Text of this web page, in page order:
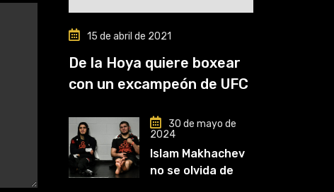
15 de abril de 2021
De la Hoya quiere boxear
con un excampeón de UFC
30 de mayo de
2024
Islam Makhachev
no se olvida de